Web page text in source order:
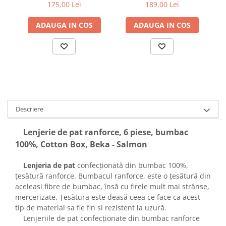
175,00 Lei
ADAUGA IN COS
189,00 Lei
ADAUGA IN COS
Descriere
Lenjerie de pat ranforce, 6 piese, bumbac
100%, Cotton Box, Beka - Salmon
Lenjeria de pat confecționată din bumbac 100%,
țesătură ranforce. Bumbacul ranforce, este o țesătură din
aceleasi fibre de bumbac, însă cu firele mult mai strânse,
mercerizate. Țesătura este deasă ceea ce face ca acest
tip de material sa fie fin si rezistent la uzură.
Lenjeriile de pat confecționate din bumbac ranforce